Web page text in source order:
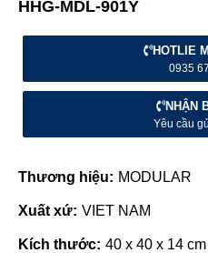
HHG-MDL-901Y
HOTLIE
0935
NHẬN
Yêu cầu
Thương hiệu: MODULAR
Xuất xứ: VIET NAM
Kích thước: 40 x 40 x 14 cm